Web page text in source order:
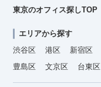
東京のオフィス探しTOP
エリアから探す
渋谷区
港区 新宿区
豊島区
文京区 台東区